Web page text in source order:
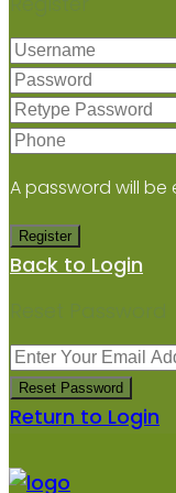
A password will
Register
Back to Login
Reset Password
Reset Password
Return to Login